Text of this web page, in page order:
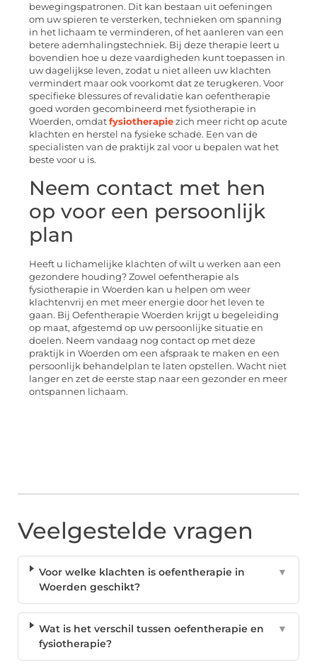
bewegingspatronen. Dit kan bestaan uit oefeningen
om uw spieren te versterken, technieken om spanning
in het lichaam te verminderen, of het aanleren van een
betere ademhalingstechniek. Bij deze therapie leert u
bovendien hoe u deze vaardigheden kunt toepassen in
uw dagelijkse leven, zodat u niet alleen uw klachten
vermindert maar ook voorkomt dat ze terugkeren. Voor
specifieke blessures of revalidatie kan oefentherapie
goed worden gecombineerd met fysiotherapie in
Woerden, omdat fysiotherapie zich meer richt op acute
klachten en herstel na fysieke schade. Een van de
specialisten van de praktijk zal voor u bepalen wat het
beste voor u is.
Neem contact met hen
op voor een persoonlijk
plan
Heeft u lichamelijke klachten of wilt u werken aan een
gezondere houding? Zowel oefentherapie als
fysiotherapie in Woerden kan u helpen om weer
klachtenvrij en met meer energie door het leven te
gaan. Bij Oefentherapie Woerden krijgt u begeleiding
op maat, afgestemd op uw persoonlijke situatie en
doelen. Neem vandaag nog contact op met deze
praktijk in Woerden om een afspraak te maken en een
persoonlijk behandelplan te laten opstellen. Wacht niet
langer en zet de eerste stap naar een gezonder en meer
ontspannen lichaam.
Veelgestelde vragen
Voor welke klachten is oefentherapie in
Woerden geschikt?
▼
Wat is het verschil tussen oefentherapie en
fysiotherapie?
▼